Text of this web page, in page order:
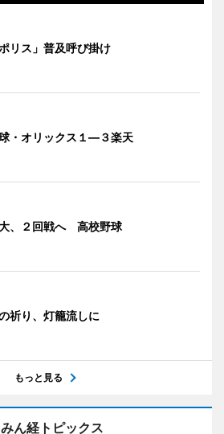
ポリス」普及呼び掛け
・オリックス１―３楽天
、２回戦へ 高校野球
祈り、灯籠流しに
もっと見る
みん経トピックス